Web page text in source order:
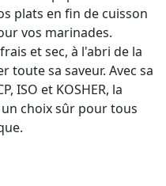
plats en fin de cuisson
vos marinades.
et sec, à l'abri de la
toute sa saveur. Avec sa
ISO et KOSHER, la
un choix sûr pour tous